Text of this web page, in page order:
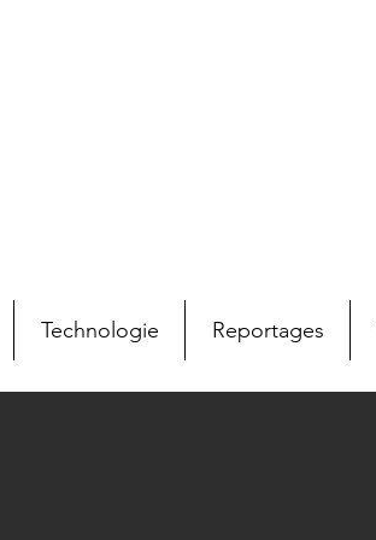
Technologie Reportages